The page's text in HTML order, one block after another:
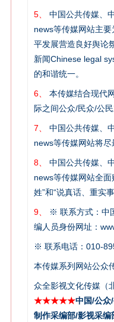
5、
中国公共传媒、
news等传媒网站主
平发展营造良好舆论
新闻Chinese legal
的和谐统一。
6、
本传媒结合现代
际之间公众/民众/公
7、
中国公共传媒、
news等传媒网站将
8、
中国公共传媒、
news等传媒网站全
姓”和“说真话、重实
9、
※ 联系方式：中
编人员身份网址：
※ 联系电话：010-
本传媒系列网站公众
众全影视文化传媒（
★★★★★中国/公众
制作采编部/影视采编
这是一记
在谋一域中